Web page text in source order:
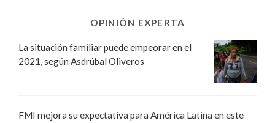
OPINIÓN EXPERTA
La situación familiar puede empeorar en el
2021, según Asdrúbal Oliveros
FMI mejora su expectativa para América Latina en este